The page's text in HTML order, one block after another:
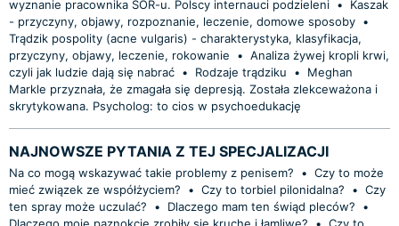
wyznanie pracownika SOR-u. Polscy internauci podzieleni •
Kaszak
- przyczyny, objawy, rozpoznanie, leczenie, domowe sposoby •
Trądzik pospolity (acne vulgaris) - charakterystyka, klasyfikacja,
przyczyny, objawy, leczenie, rokowanie
• Analiza żywej kropli krwi,
czyli jak ludzie dają się nabrać • Rodzaje trądziku •
Meghan
Markle przyznała, że zmagała się depresją. Została zlekceważona i
skrytykowana. Psycholog: to cios w psychoedukację
NAJNOWSZE PYTANIA Z TEJ SPECJALIZACJI
Na co mogą wskazywać takie problemy z penisem? • Czy to może
mieć związek ze współżyciem?
• Czy to torbiel pilonidalna? • Czy
ten spray może uczulać?
• Dlaczego mam ten świąd pleców?
•